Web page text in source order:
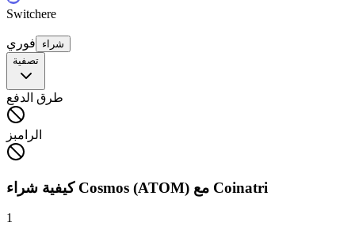
Switchere
فوري
شراء
تصفية
طرق الدفع
الرامبز
كيفية شراء Cosmos (ATOM) مع Coinatri
1